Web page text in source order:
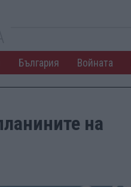
България Войната
на